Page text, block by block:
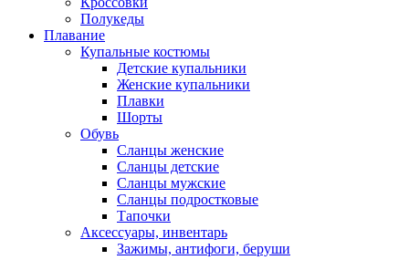
Полукеды
Плавание
Купальные костюмы
Детские купальники
Женские купальники
Плавки
Шорты
Обувь
Сланцы женские
Сланцы детские
Сланцы мужские
Сланцы подростковые
Тапочки
Аксессуары, инвентарь
Зажимы, антифоги, беруши